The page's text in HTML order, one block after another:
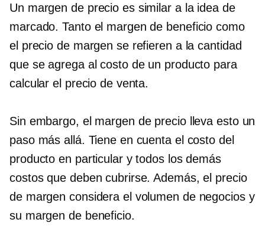
Un margen de precio es similar a la idea de
marcado. Tanto el margen de beneficio como
el precio de margen se refieren a la cantidad
que se agrega al costo de un producto para
calcular el precio de venta.
Sin embargo, el margen de precio lleva esto un
paso más allá. Tiene en cuenta el costo del
producto en particular y todos los demás
costos que deben cubrirse. Además, el precio
de margen considera el volumen de negocios y
su margen de beneficio.